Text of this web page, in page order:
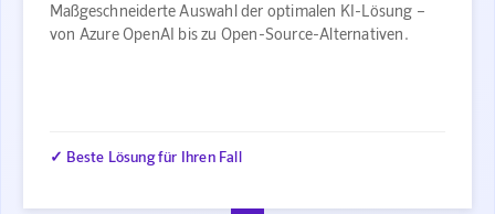
Maßgeschneiderte Auswahl der optimalen KI-Lösung –
von Azure OpenAI bis zu Open-Source-Alternativen.
✓ Beste Lösung für Ihren Fall